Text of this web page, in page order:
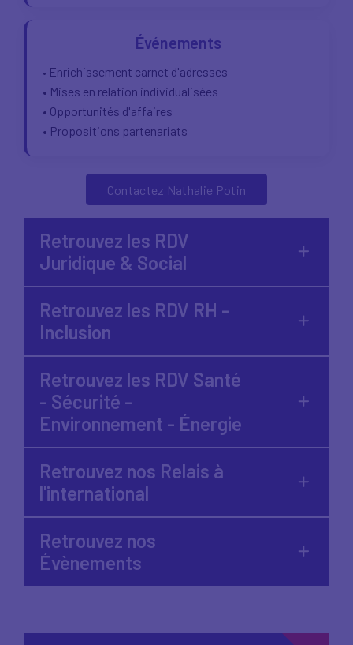
Événements
• Enrichissement carnet d'adresses
• Mises en relation individualisées
• Opportunités d'affaires
• Propositions partenariats
Contactez Nathalie Potin
Retrouvez les RDV
Juridique & Social
Retrouvez les RDV RH -
Inclusion
Retrouvez les RDV Santé
- Sécurité -
Environnement - Énergie
Retrouvez nos Relais à
l'international
Retrouvez nos
Évènements